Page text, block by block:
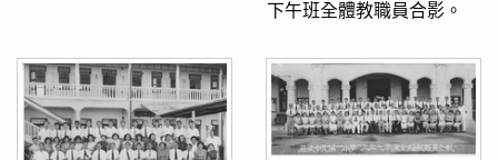
下午班全體教職員合影。